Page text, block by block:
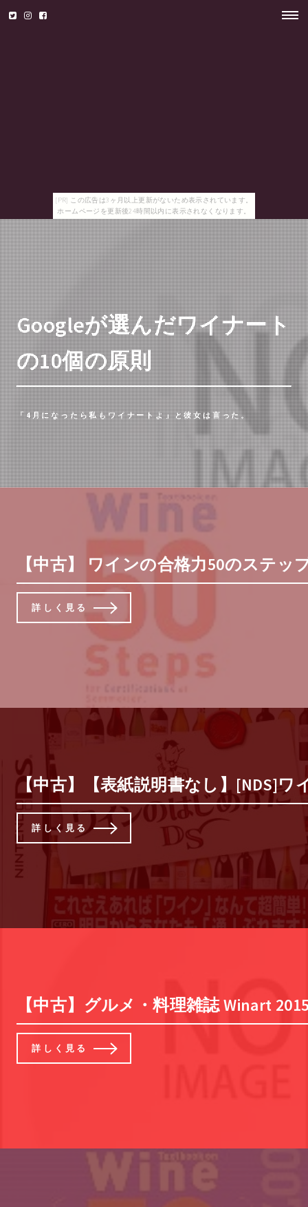
[PR] この広告は3ヶ月以上更新がないため表示されています。
ホームページを更新後24時間以内に表示されなくなります。
Googleが選んだワイナート
の10個の原則
「4月になったら私もワイナートよ」と彼女は言った。
【中古】 ワインの合格力50のステ
詳しく見る
【中古】【表紙説明書なし】[NDS]ワ
詳しく見る
【中古】グルメ・料理雑誌 Winart
詳しく見る